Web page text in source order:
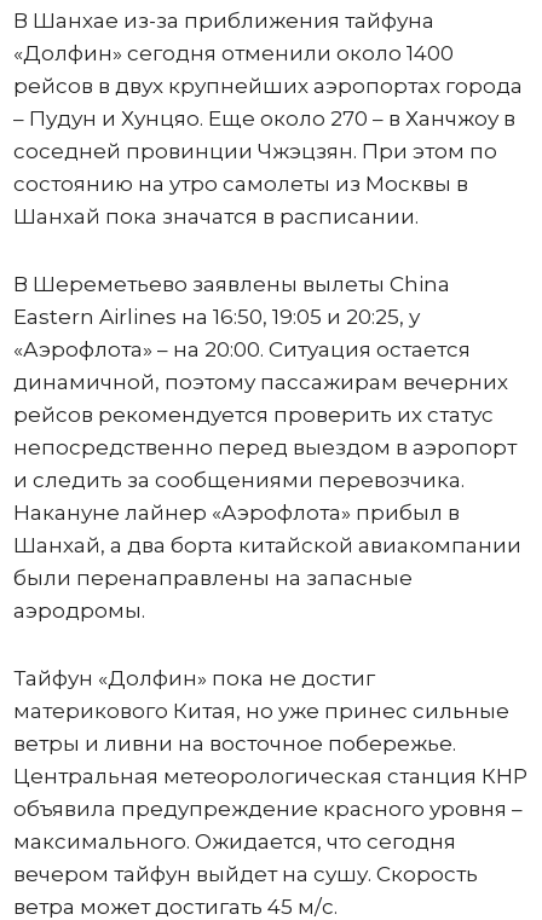
В Шанхае из-за приближения тайфуна
«Долфин» сегодня отменили около 1400
рейсов в двух крупнейших аэропортах города
– Пудун и Хунцяо. Еще около 270 – в Ханчжоу в
соседней провинции Чжэцзян. При этом по
состоянию на утро самолеты из Москвы в
Шанхай пока значатся в расписании.
В Шереметьево заявлены вылеты China
Eastern Airlines на 16:50, 19:05 и 20:25, у
«Аэрофлота» – на 20:00. Ситуация остается
динамичной, поэтому пассажирам вечерних
рейсов рекомендуется проверить их статус
непосредственно перед выездом в аэропорт
и следить за сообщениями перевозчика.
Накануне лайнер «Аэрофлота» прибыл в
Шанхай, а два борта китайской авиакомпании
были перенаправлены на запасные
аэродромы.
Тайфун «Долфин» пока не достиг
материкового Китая, но уже принес сильные
ветры и ливни на восточное побережье.
Центральная метеорологическая станция КНР
объявила предупреждение красного уровня –
максимального. Ожидается, что сегодня
вечером тайфун выйдет на сушу. Скорость
ветра может достигать 45 м/с.